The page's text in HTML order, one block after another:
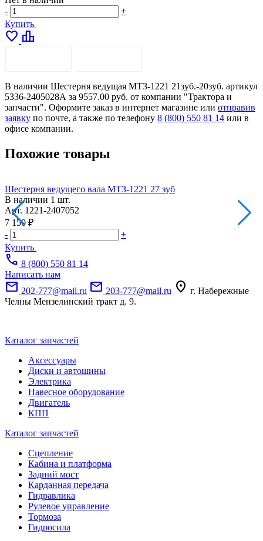
-
+
Купить
favorite leaderboard
В наличии Шестерня ведущая МТЗ-1221 21зуб.-20зуб. артикул
5336-2405028А за 9557.00 руб. от компании "Трактора и
запчасти". Оформите заказ в интернет магазине или отправив
заявку по почте, а также по телефону 8 (800) 550 81 14 или в
офисе компании.
Похожие товары
Шестерня ведущего вала МТЗ-1221 27 зуб
В наличии 1 шт.
Арт. 1221-2407052
7 150 ₽
-
+
Купить
call 8 (800) 550 81 14
Написать нам
mail 202-777@mail.ru mail 203-777@mail.ru location_on г. Набережные
Челны Мензелинский тракт д. 9.
Каталог запчастей
Аксессуары
Диски и автошины
Электрика
Навесное оборудование
Двигатель
КПП
Каталог запчастей
Сцепление
Кабина и платформа
Задний мост
Карданная передача
Гидравлика
Рулевое управление
Тормоза
Гидросила